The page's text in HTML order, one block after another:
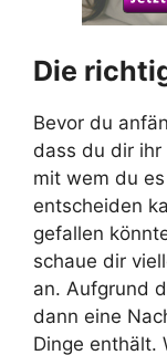
Die
Bevor du
dass du dir ihr
mit wem du
entscheiden
gefallen
schaue dir
an. Aufgrund
dann eine
Dinge enthält.